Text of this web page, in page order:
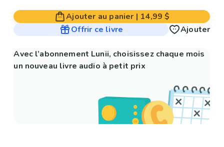
Ajouter au panier | 14,99 $
Offrir ce livre
Ajouter
Avec l’abonnement Lunii, choisissez chaque mois
un nouveau livre audio à petit prix